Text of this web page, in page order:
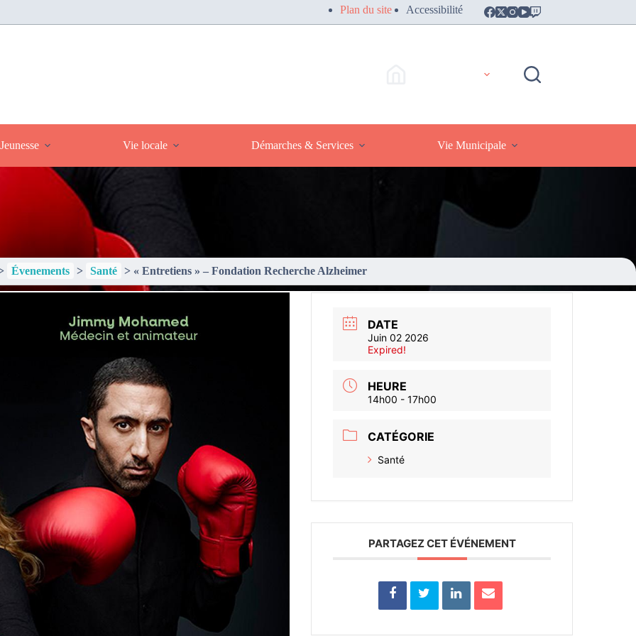
Plan du site Accessibilité
Vie locale Démarches & Services Vie Municipale
Évenements > Santé > « Entretiens » – Fondation Recherche Alzheimer
DATE
Juin 02 2026
Expired!
HEURE
14h00 - 17h00
CATÉGORIE
Santé
PARTAGEZ CET ÉVÉNEMENT